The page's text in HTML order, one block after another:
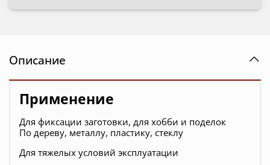
Описание
Применение
Для фиксации заготовки, для хобби и поделок
По дереву, металлу, пластику, стеклу
Для тяжелых условий эксплуатации